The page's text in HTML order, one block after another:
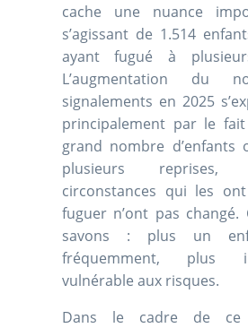
cache une nuance
s’agissant de 1.514
ayant fugué à
L’augmentation du
signalements en 2025
principalement par le fait
grand nombre d’enfants
plusieurs
circonstances qui les
fuguer n’ont pas changé.
savons : plus un
fréquemment, plus
vulnérable aux risques.
Dans le cadre de ce